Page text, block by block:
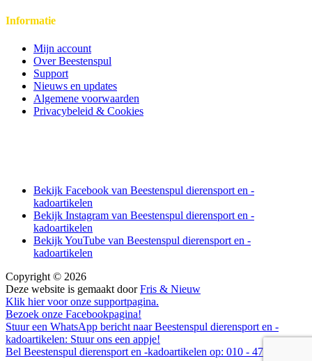
Informatie
Mijn account
Over Beestenspul
Support
Nieuws en updates
Algemene voorwaarden
Privacybeleid & Cookies
Bekijk Facebook van Beestenspul dierensport en -
kadoartikelen
Bekijk Instagram van Beestenspul dierensport en -
kadoartikelen
Bekijk YouTube van Beestenspul dierensport en -
kadoartikelen
Copyright © 2026
Deze website is gemaakt doorFris & Nieuw
Klik hier voor onze supportpagina.
Bezoek onze Facebookpagina!
Stuur een WhatsApp bericht naar Beestenspul dierensport en -
kadoartikelen: Stuur ons een appje!
Bel Beestenspul dierensport en -kadoartikelen op: 010 - 479 06 88